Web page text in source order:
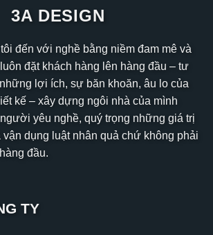
3A DESIGN
đến với nghề bằng niềm đam mê và
đặt khách hàng lên hàng đầu – tư
lợi ích, sự băn khoăn, âu lo của
kế – xây dựng ngôi nhà của mình
yêu nghề, quý trọng những giá trị
vận dụng luật nhân quả chứ không phải
đầu.
TY